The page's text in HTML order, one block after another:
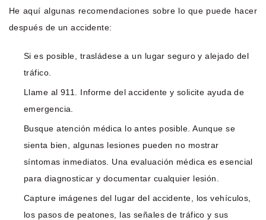
He aquí algunas recomendaciones sobre lo que puede hacer
después de un accidente:
Si es posible, trasládese a un lugar seguro y alejado del
tráfico.
Llame al 911. Informe del accidente y solicite ayuda de
emergencia.
Busque atención médica lo antes posible. Aunque se
sienta bien, algunas lesiones pueden no mostrar
síntomas inmediatos. Una evaluación médica es esencial
para diagnosticar y documentar cualquier lesión.
Capture imágenes del lugar del accidente, los vehículos,
los pasos de peatones, las señales de tráfico y sus